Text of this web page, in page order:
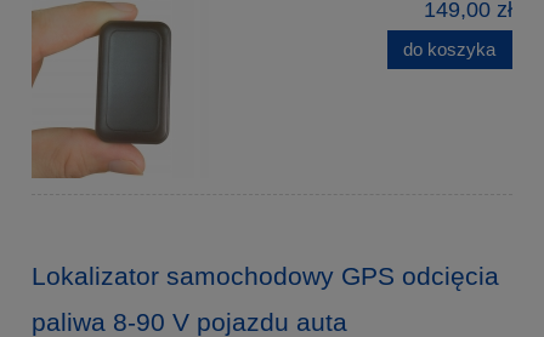
149,00 zł
do koszyka
Lokalizator samochodowy GPS odcięcia
paliwa 8-90 V pojazdu auta